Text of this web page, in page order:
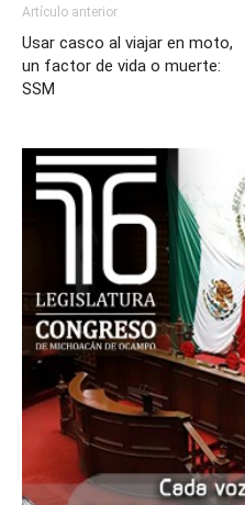
Artículo anterior
Usar casco al viajar en moto,
un factor de vida o muerte:
SSM